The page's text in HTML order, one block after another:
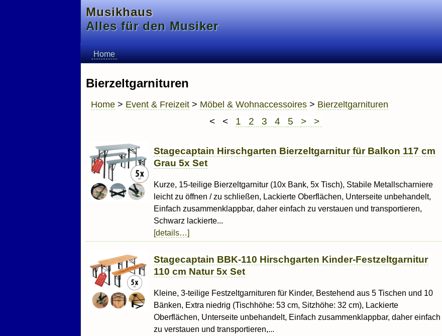
Musikhaus
Alles für den Musiker
Home
Bierzeltgarnituren
Home > Event & Freizeit > Möbel & Wohnaccessoires > Bierzeltgarnituren
< < 1 2 3 4 5 > >
Stagecaptain Hirschgarten Bierzeltgarnitur für Balkon 117 cm
Grau 5x Set
Kurze, 15-teilige Bierzeltgarnitur (10x Bank, 5x Tisch), Stabile Metallscharniere
leicht zu öffnen / zu schließen, Lackierte Oberflächen, Unterseite unbehandelt,
Einfach zusammenklappbar, daher einfach zu verstauen und transportieren,
Schwarz lackierte...
[details…]
Stagecaptain BBK-110 Hirschgarten Kinder-Festzeltgarnitur
110 cm Natur 5x Set
Kleine, 3-teilige Festzeltgarnituren für Kinder, Bestehend aus 5 Tischen und 10
Bänken, Extra niedrig (Tischhöhe: 53 cm, Sitzhöhe: 32 cm), Lackierte
Oberflächen, Unterseite unbehandelt, Einfach zusammenklappbar, daher einfach
zu verstauen und transportieren,...